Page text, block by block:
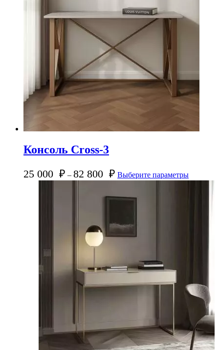
Консоль Cross-3
25 000 ₽ – 82 800 ₽ Выберите параметры